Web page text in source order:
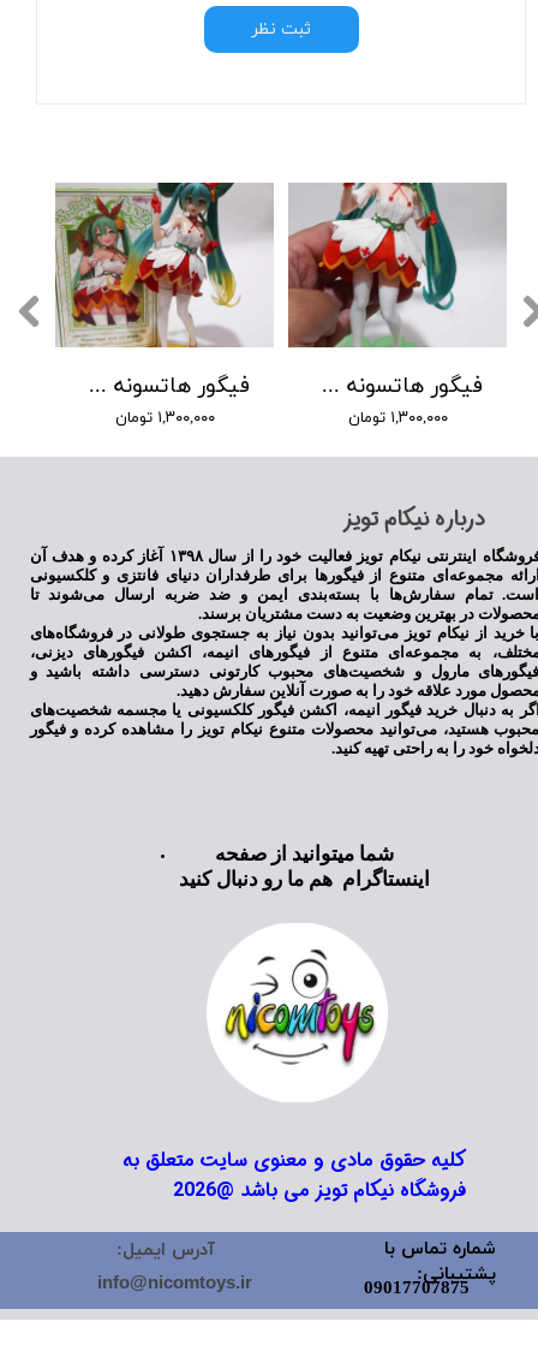
ثبت نظر
فیگور هاتسونه میکو طرح 4
۱,۳۰۰,۰۰۰ تومان
فیگور هاتسونه میکو طرح 5
۱,۳۰۰,۰۰۰ تومان
​درباره نیکام تویز
فروشگاه اینترنتی نیکام تویز فعالیت خود را از سال ۱۳۹۸ آغاز کرده و هدف آن
مجموعه‌ای متنوع از فیگورها برای طرفداران دنیای فانتزی و کلکسیونی
تمام سفارش‌ها با بسته‌بندی ایمن و ضد ضربه ارسال می‌شوند تا
در بهترین وضعیت به دست مشتریان برسند.
خرید از نیکام تویز می‌توانید بدون نیاز به جستجوی طولانی در فروشگاه‌های
به مجموعه‌ای متنوع از فیگورهای انیمه، اکشن فیگورهای دیزنی،
مارول و شخصیت‌های محبوب کارتونی دسترسی داشته باشید و
مورد علاقه خود را به صورت آنلاین سفارش دهید.
به دنبال خرید فیگور انیمه، اکشن فیگور کلکسیونی یا مجسمه شخصیت‌های
هستید، می‌توانید محصولات متنوع نیکام تویز را مشاهده کرده و فیگور
خود را به راحتی تهیه کنید.
فروشگاه نیکام تویز می باشد @2026
شما میتوانید از صفحه
اینستاگرام هم ما رو دنبال کنید
شماره تماس با
پشتیبانی:
09017707875
آدرس ایمیل:
info@nicomtoys.ir